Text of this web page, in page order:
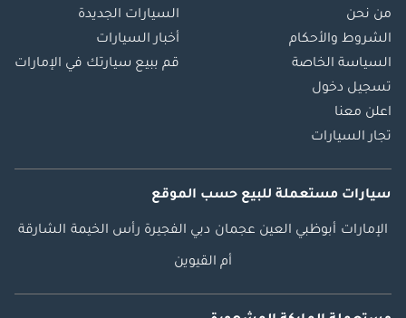
من نحن
الشروط والأحكام
السياسة الخاصة
تسجيل دخول
اعلن معنا
تجار السيارات
السيارات الجديدة
أخبار السيارات
قم ببيع سيارتك في الإمارات
سيارات مستعملة للبيع حسب الموقع
الإمارات أبوظبي العين عجمان دبي الفجيرة رأس الخيمة الشارقة
أم القيوين